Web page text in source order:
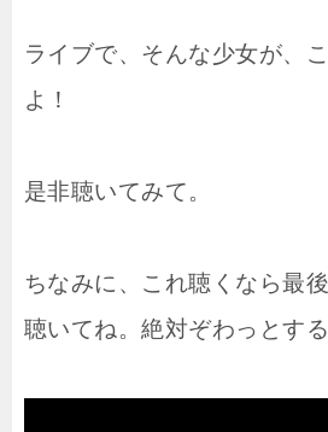
ライブで、そんな少女が、
よ！
是非聴いてみて。
ちなみに、これ聴くなら最
聴いてね。絶対ぞわっとする